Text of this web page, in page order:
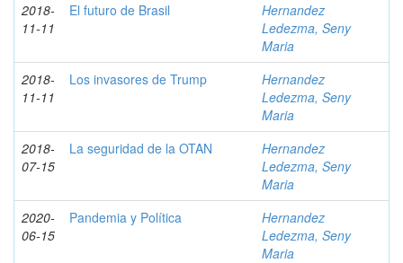
2018-
11-11
El futuro de Brasil
Hernandez
Ledezma, Seny
Maria
2018-
11-11
Los invasores de Trump
Hernandez
Ledezma, Seny
Maria
2018-
07-15
La seguridad de la OTAN
Hernandez
Ledezma, Seny
Maria
2020-
06-15
Pandemia y Política
Hernandez
Ledezma, Seny
Maria